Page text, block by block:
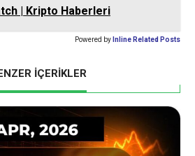
| Kripto Haberleri
Powered by Inline Related Posts
İÇERİKLER